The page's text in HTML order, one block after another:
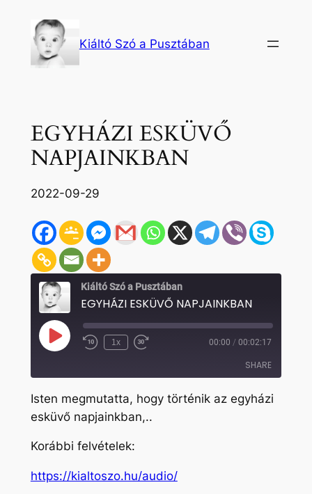
tartalomhoz
Kiáltó Szó a Pusztában
EGYHÁZI ESKÜVŐ
NAPJAINKBAN
2022-09-29
Kiáltó Szó a Pusztában
EGYHÁZI ESKÜVŐ NAPJAINKBAN
Play
Episode Rewind
1x
Fast
seconds
00:00 / 00:02:17
SHARE
SHARE
Isten megmutatta, hogy történik az egyházi
esküvő napjainkban,..
Korábbi felvételek:
https://kialtoszo.hu/audio/